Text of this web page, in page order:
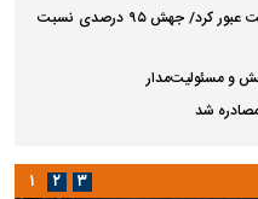
درآمد‌های عملیاتی بانک ملت از ۱۶۰ همت عبور کرد/ جهش ۹۵ درصدی نسبت
و مسئولیت‌مدار
شد
۱ ۲ ۳